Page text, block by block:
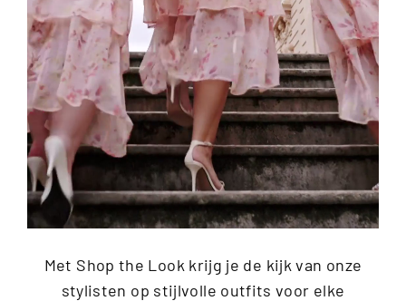
Met Shop the Look krijg je de kijk van onze
stylisten op stijlvolle outfits voor elke